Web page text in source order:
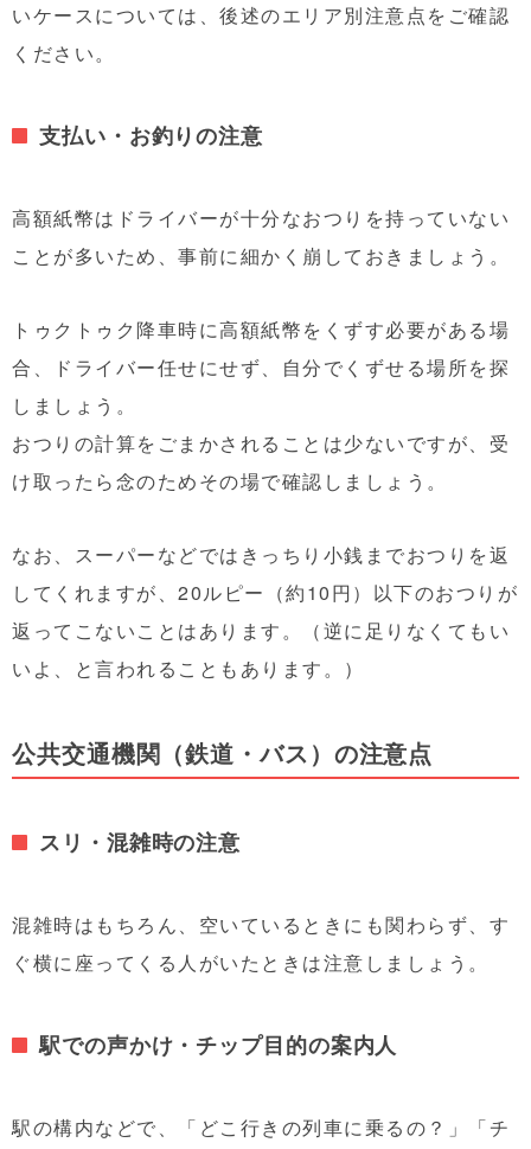
いケースについては、後述のエリア別注意点をご確認
ください。
支払い・お釣りの注意
高額紙幣はドライバーが十分なおつりを持っていない
ことが多いため、事前に細かく崩しておきましょう。
トゥクトゥク降車時に高額紙幣をくずす必要がある場
合、ドライバー任せにせず、自分でくずせる場所を探
しましょう。
おつりの計算をごまかされることは少ないですが、受
け取ったら念のためその場で確認しましょう。
なお、スーパーなどではきっちり小銭までおつりを返
してくれますが、20ルピー（約10円）以下のおつりが
返ってこないことはあります。（逆に足りなくてもい
いよ、と言われることもあります。）
公共交通機関（鉄道・バス）の注意点
スリ・混雑時の注意
混雑時はもちろん、空いているときにも関わらず、す
ぐ横に座ってくる人がいたときは注意しましょう。
駅での声かけ・チップ目的の案内人
駅の構内などで、「どこ行きの列車に乗るの？」「チ